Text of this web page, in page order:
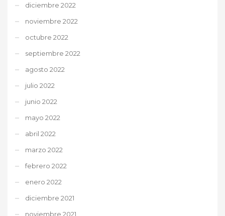
diciembre 2022
noviembre 2022
octubre 2022
septiembre 2022
agosto 2022
julio 2022
junio 2022
mayo 2022
abril 2022
marzo 2022
febrero 2022
enero 2022
diciembre 2021
noviembre 2021